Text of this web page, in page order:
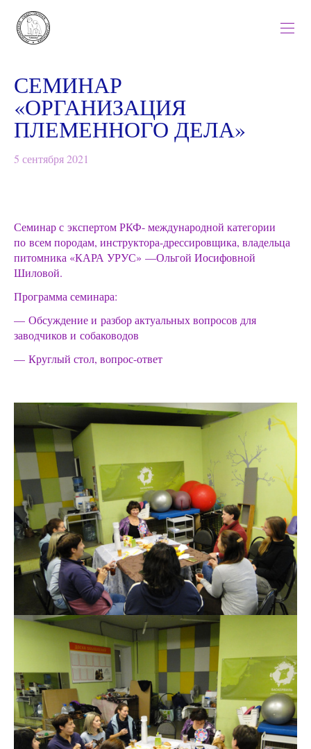
СЕМИНАР
«ОРГАНИЗАЦИЯ
ПЛЕМЕННОГО ДЕЛА»
5 сентября 2021
Семинар с экспертом РКФ- международной категории
по всем породам, инструктора-дрессировщика, владельца
питомника «КАРА УРУС» —Ольгой Иосифовной
Шиловой.
Программа семинара:
— Обсуждение и разбор актуальных вопросов для
заводчиков и собаководов
— Круглый стол, вопрос-ответ